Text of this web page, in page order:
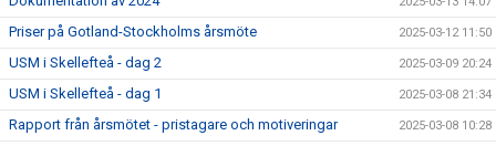
Priser på Gotland-Stockholms årsmöte 2025-03-12 11:50
USM i Skellefteå - dag 2 2025-03-09 20:24
USM i Skellefteå - dag 1 2025-03-08 21:34
Rapport från årsmötet - pristagare och motiveringar 2025-03-08 10:28